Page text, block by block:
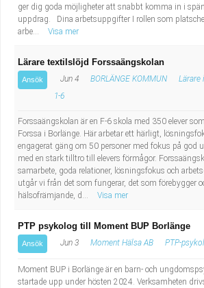
ger dig goda möjligheter att snabbt komma in i
uppdrag. Dina arbetsuppgifter I rollen som
arbe...
Visa mer
Lärare textilslöjd Forssaängskolan
Ansök Jun 4 BORLÄNGE KOMMUN
Lärare
1-6
Forssaängskolan är en F-6 skola med 350 elever
Forssa i Borlänge. Här arbetar ett härligt,
engagerat gäng om 50 personer med fokus på god
med en stark tilltro till elevers förmågor.
samarbete, goda relationer, lösningsfokus och
utgår vi från det som fungerar, det som förebygger
hälsofrämjande, d...
Visa mer
PTP psykolog till Moment BUP Borlänge
Ansök Jun 3 Moment Hälsa AB PTP-
Moment BUP i Borlänge är en barn- och
startade upp under hösten 2024. Verksamheten